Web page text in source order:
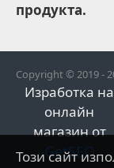
продукта.
Copyright © 2019 -
Изработка на
онлайн
магазин от
GetSEO
Този сайт